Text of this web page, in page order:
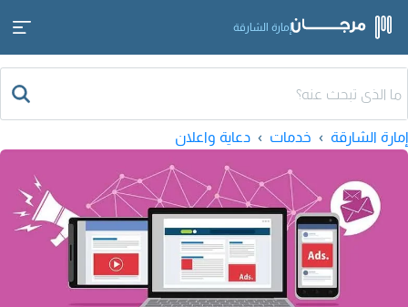
إمارة الشارقة
إمارة الشارقة خدمات دعاية واعلان